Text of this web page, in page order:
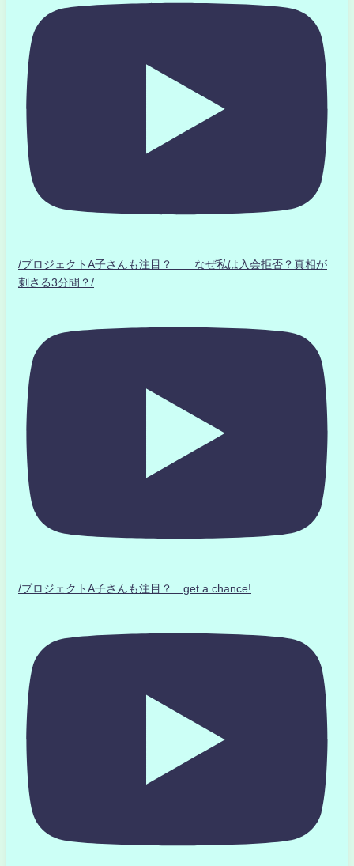
/プロジェクトA子さんも注目？ なぜ私は入会拒否？真相が
刺さる3分間？/
/プロジェクトA子さんも注目？ get a chance!